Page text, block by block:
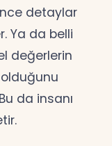
detaylar
Ya da belli
değerlerin
da insanı